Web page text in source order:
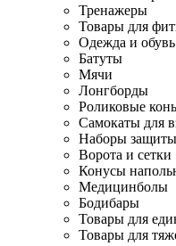
Тренажеры
Товары для
Одежда и обувь
Батуты
Мячи
Лонгборды
Роликовые
Самокаты для
Наборы защиты
Ворота и сетки
Конусы
Медицинболы
Бодибары
Товары для
Товары для